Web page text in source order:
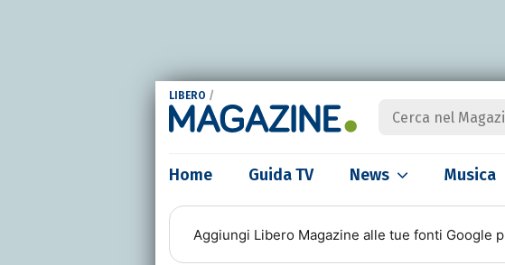
LIBERO /
Home Guida TV News Musica
Aggiungi Libero Magazine alle tue fonti Google